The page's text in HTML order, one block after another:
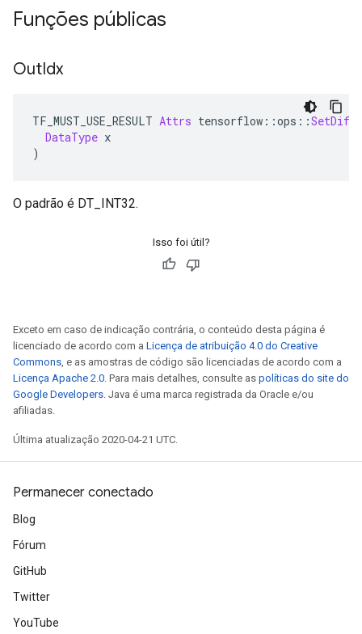
Funções públicas
OutIdx
TF_MUST_USE_RESULT Attrs tensorflow ::ops ::
DataType x
)
O padrão é DT_INT32.
Isso foi útil?
Exceto em caso de indicação contrária, o conteúdo desta página é
licenciado de acordo com a Licença de atribuição 4.0 do Creative
Commons, e as amostras de código são licenciadas de acordo com a
Licença Apache 2.0. Para mais detalhes, consulte as políticas do site do
Google Developers. Java é uma marca registrada da Oracle e/ou
afiliadas.
Última atualização 2020-04-21 UTC.
Permanecer conectado
Blog
Fórum
GitHub
Twitter
YouTube